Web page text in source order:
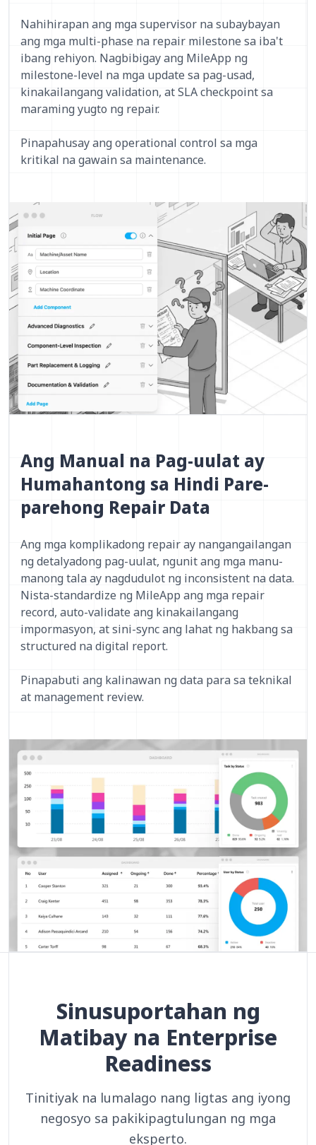
Nahihirapan ang mga supervisor na subaybayan
ang mga multi-phase na repair milestone sa iba't
ibang rehiyon. Nagbibigay ang MileApp ng
milestone-level na mga update sa pag-usad,
kinakailangang validation, at SLA checkpoint sa
maraming yugto ng repair.
Pinapahusay ang operational control sa mga
kritikal na gawain sa maintenance.
Ang Manual na Pag-uulat ay
Humahantong sa Hindi Pare-
parehong Repair Data
Ang mga komplikadong repair ay nangangailangan
ng detalyadong pag-uulat, ngunit ang mga manu-
manong tala ay nagdudulot ng inconsistent na data.
Nista-standardize ng MileApp ang mga repair
record, auto-validate ang kinakailangang
impormasyon, at sini-sync ang lahat ng hakbang sa
structured na digital report.
Pinapabuti ang kalinawan ng data para sa teknikal
at management review.
Sinusuportahan ng
Matibay na Enterprise
Readiness
Tinitiyak na lumalago nang ligtas ang iyong
negosyo sa pakikipagtulungan ng mga
eksperto.